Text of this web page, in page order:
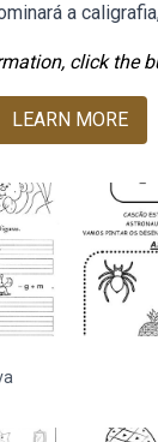
a
click the
LEARN MORE